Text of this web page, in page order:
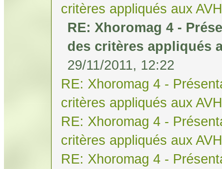
critères appliqués aux AVH
RE: Xhoromag 4 -
des critères appliqués
29/11/2011, 12:22
RE: Xhoromag 4 -
critères appliqués aux AVH
RE: Xhoromag 4 -
critères appliqués aux AVH
RE: Xhoromag 4 -